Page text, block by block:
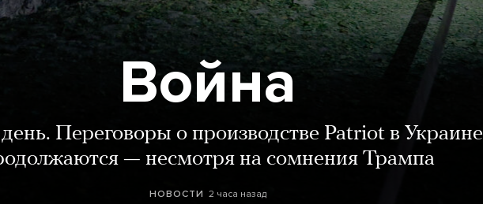
Война
Переговоры о производстве Patriot в Украине
— несмотря на сомнения Трампа
НОВОСТИ 2 часа назад